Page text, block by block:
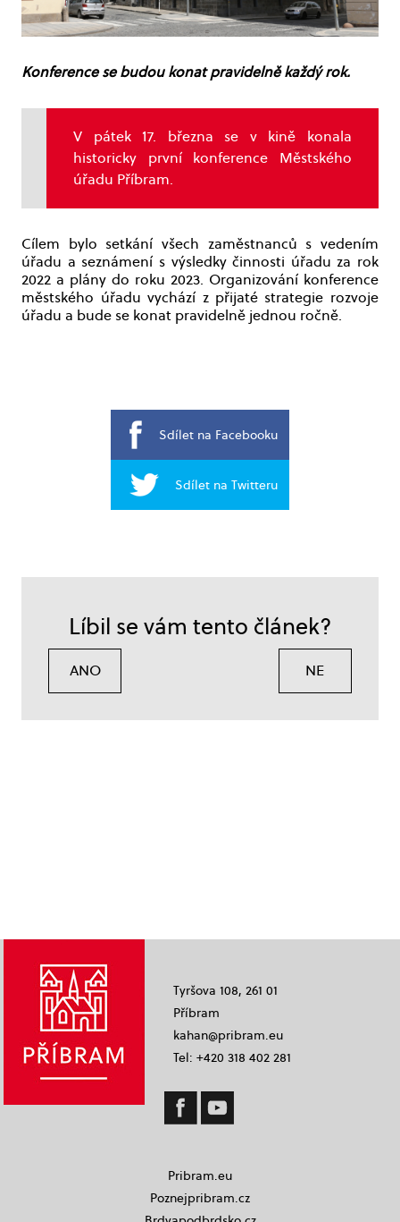
Konference se budou konat pravidelně každý rok.
V pátek 17. března se v kině konala
historicky první konference Městského
úřadu Příbram.
Cílem bylo setkání všech zaměstnanců s vedením
úřadu a seznámení s výsledky činnosti úřadu za rok
2022 a plány do roku 2023. Organizování konference
městského úřadu vychází z přijaté strategie rozvoje
úřadu a bude se konat pravidelně jednou ročně.
Sdílet na Facebooku
Sdílet na Twitteru
Líbil se vám tento článek?
ANO NE
Tyršova 108, 261 01
Příbram
kahan@pribram.eu
Tel: +420 318 402 281
Pribram.eu
Poznejpribram.cz